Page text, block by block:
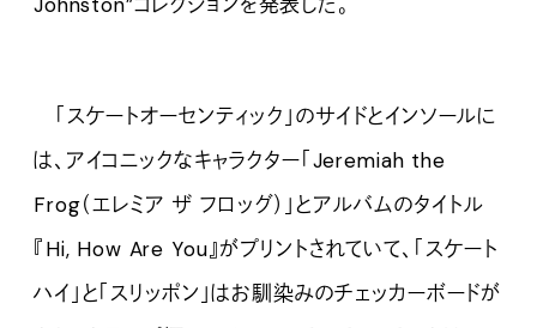
「スケートオーセンティック」のサイドとインソールに
は、アイコニックなキャラクター「Jeremiah the
Frog（エレミア ザ フロッグ）」とアルバムのタイトル
『Hi, How Are You』がプリントされていて、「スケート
ハイ」と「スリッポン」はお馴染みのチェッカーボードが